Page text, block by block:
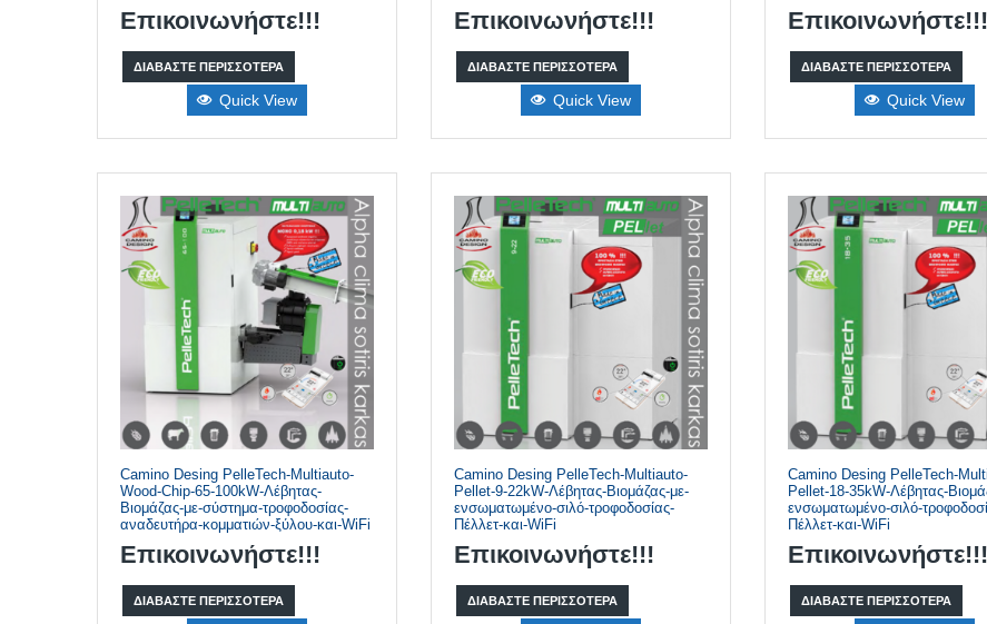
Επικοινωνήστε!!!
ΔΙΑΒΆΣΤΕ ΠΕΡΙΣΣΌΤΕΡΑ
Quick View
Επικοινωνήστε!!!
ΔΙΑΒΆΣΤΕ ΠΕΡΙΣΣΌΤΕΡΑ
Quick View
Επικοινωνήστε!!!
ΔΙΑΒΆΣΤΕ ΠΕΡΙΣΣΌΤΕΡΑ
Quick View
Camino Desing PelleTech-Multiauto-
Wood-Chip-65-100kW-Λέβητας-
Βιομάζας-με-σύστημα-τροφοδοσίας-
αναδευτήρα-κομματιών-ξύλου-και-WiFi
Επικοινωνήστε!!!
ΔΙΑΒΆΣΤΕ ΠΕΡΙΣΣΌΤΕΡΑ
Camino Desing PelleTech-Multiauto-
Pellet-9-22kW-Λέβητας-Βιομάζας-με-
ενσωματωμένο-σιλό-τροφοδοσίας-
Πέλλετ-και-WiFi
Επικοινωνήστε!!!
ΔΙΑΒΆΣΤΕ ΠΕΡΙΣΣΌΤΕΡΑ
Camino Desing PelleTech-
Pellet-18-35kW-Λέβητας-
ενσωματωμένο-σιλό-
Πέλλετ-και-WiFi
Επικοινωνήστε!!!
ΔΙΑΒΆΣΤΕ ΠΕΡΙΣΣΌΤΕΡΑ